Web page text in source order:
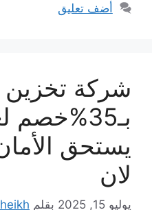
أضف تعليق
شركة
يستحق
لان
يوليو 15, 2025 بقلم